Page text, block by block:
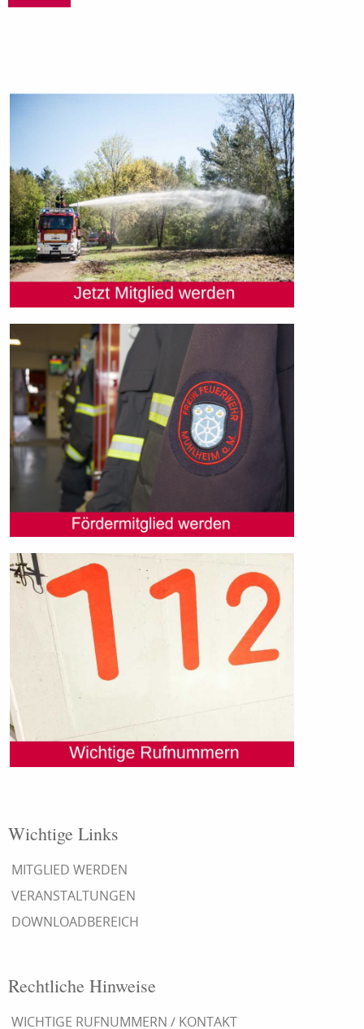
Wichtige Links
MITGLIED WERDEN
VERANSTALTUNGEN
DOWNLOADBEREICH
Rechtliche Hinweise
WICHTIGE RUFNUMMERN / KONTAKT